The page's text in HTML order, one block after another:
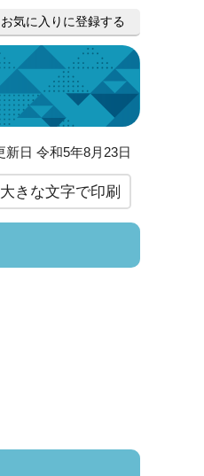
お気に入りに登録する
日 令和5年8月23日
大きな文字で印刷